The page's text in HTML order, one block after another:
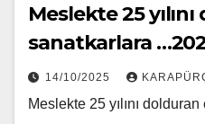
Meslekte 25
sanatkarlara
14/10/2025
Meslekte 25 yılını